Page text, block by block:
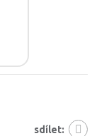
sdílet: